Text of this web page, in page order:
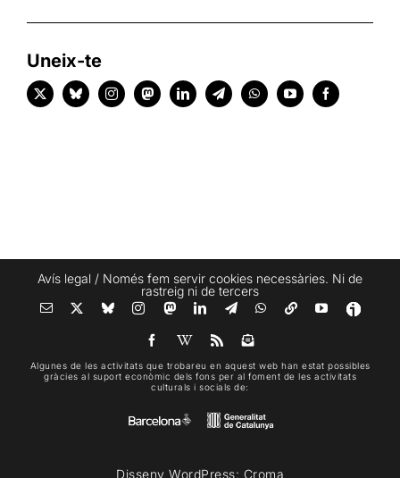
Uneix-te
Avís legal / Només fem servir cookies necessàries. Ni de
rastreig ni de tercers
Algunes de les activitats que trobareu en aquest web han estat possibles
gràcies al suport econòmic dels fons per al foment de les activitats
culturals i socials de:
Disseny WordPress: Croma